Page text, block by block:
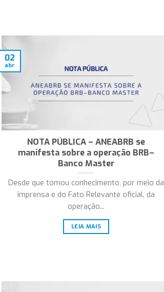
NOTA PÚBLICA – ANEABRB se
manifesta sobre a operação BRB–
Banco Master
Desde que tomou conhecimento, por meio da
imprensa e do Fato Relevante oficial, da
operação...
LEIA MAIS
02
abr